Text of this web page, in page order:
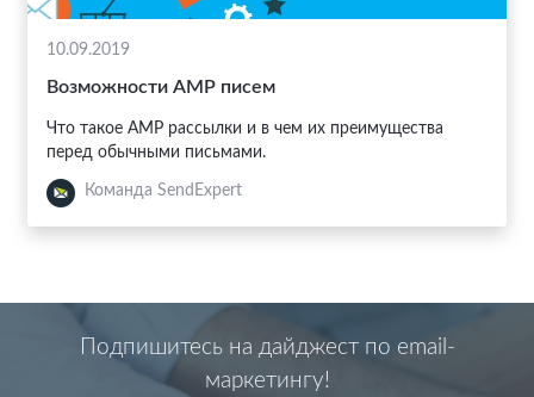
10.09.2019
Возможности АМР писем
Что такое АМР рассылки и в чем их преимущества
перед обычными письмами.
Команда SendExpert
Подпишитесь на дайджест по email-
маркетингу!